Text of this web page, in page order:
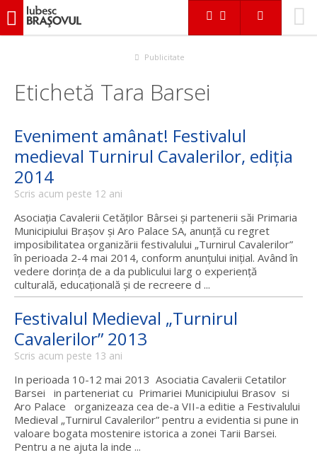
iubescbraşovul.ro
Publicitate
Etichetă Tara Barsei
Eveniment amânat! Festivalul
medieval Turnirul Cavalerilor, ediţia
2014
Scris acum peste 12 ani
Asociația Cavalerii Cetăților Bârsei și partenerii săi Primaria
Municipiului Brașov și Aro Palace SA, anunță cu regret
imposibilitatea organizării festivalului „Turnirul Cavalerilor”
în perioada 2-4 mai 2014, conform anunțului inițial. Având în
vedere dorința de a da publicului larg o experiență
culturală, educațională și de recreere d ...
Festivalul Medieval „Turnirul
Cavalerilor” 2013
Scris acum peste 13 ani
In perioada 10-12 mai 2013 Asociatia Cavalerii Cetatilor
Barsei in parteneriat cu Primariei Municipiului Brasov si
Aro Palace organizeaza cea de-a VII-a editie a Festivalului
Medieval „Turnirul Cavalerilor” pentru a evidentia si pune in
valoare bogata mostenire istorica a zonei Tarii Barsei.
Pentru a ne ajuta la inde ...